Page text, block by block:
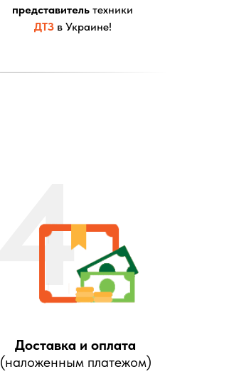
представитель техники
ДТЗ в Украине!
4
Доставка и оплата
(наложенным платежом)